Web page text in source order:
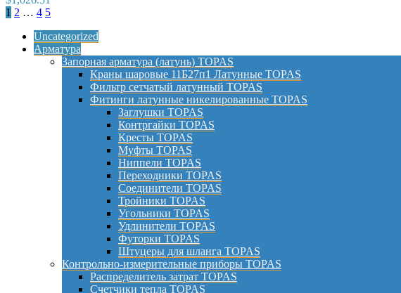
1 2 … 4 5
Uncategorized
Арматура
Запорная арматура (латунь) TOPAS
Краны шаровые 11Б27п1 Латунные TOPAS
Фильтр сетчатый латунный TOPAS
Фитинги латунные никелированные TOPAS
Заглушки TOPAS
Контргайки TOPAS
Кресты TOPAS
Муфты TOPAS
Ниппели TOPAS
Переходники TOPAS
Соединители TOPAS
Тройники TOPAS
Угольники TOPAS
Удлинители TOPAS
Футорки TOPAS
Штуцеры для шланга TOPAS
Контрольно-измерительные приборы TOPAS
Распределитель затрат TOPAS
Счетчики тепла TOPAS